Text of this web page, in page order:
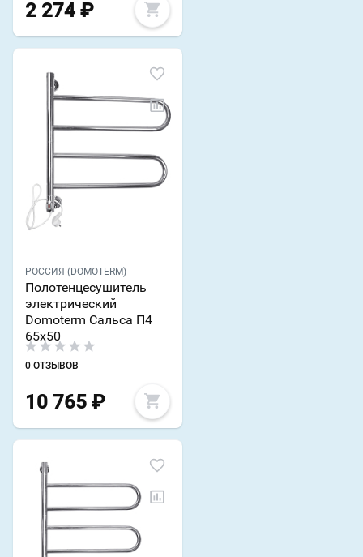
2 274 ₽
РОССИЯ (DOMOTERM)
Полотенцесушитель
электрический
Domoterm Сальса П4
65x50
0 ОТЗЫВОВ
10 765 ₽